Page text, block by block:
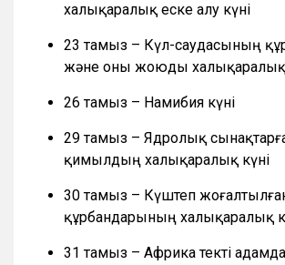
халықаралық еске алу күні
23 тамыз – Күл-саудасының
және оны жоюды халықаралық
26 тамыз – Намибия күні
29 тамыз – Ядролық
қимылдың халықаралық күні
30 тамыз – Күштеп
құрбандарының халықаралық
31 тамыз – Африка текті